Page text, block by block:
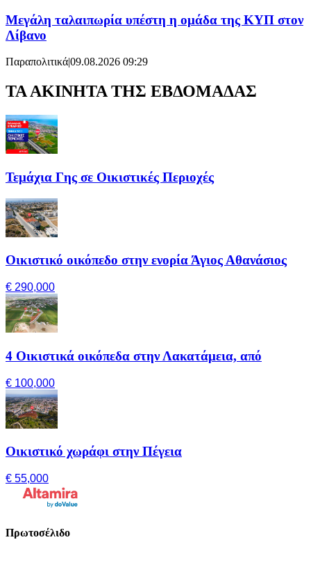
Μεγάλη ταλαιπωρία υπέστη η ομάδα της ΚΥΠ στον
Λίβανο
Παραπολιτικά|09.08.2026 09:29
ΤΑ ΑΚΙΝΗΤΑ ΤΗΣ ΕΒΔΟΜΑΔΑΣ
Τεμάχια Γης σε Οικιστικές Περιοχές
Οικιστικό οικόπεδο στην ενορία Άγιος Αθανάσιος
€ 290,000
4 Οικιστικά οικόπεδα στην Λακατάμεια, από
€ 100,000
Οικιστικό χωράφι στην Πέγεια
€ 55,000
Πρωτοσέλιδο